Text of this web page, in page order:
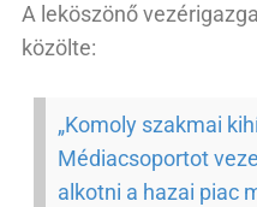
A leköszönő
közölte:
„Komoly szakmai
Médiacsoportot
alkotni a hazai piac